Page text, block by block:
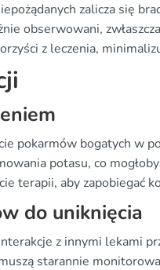
zalicza się
obserwowani,
z leczenia,
pokarmów bogatych w
potasu, co
terapii, aby zapobiegać
do uniknięcia
z innymi lekami
starannie